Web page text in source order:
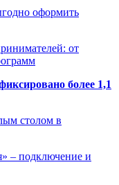
оформить
от
более 1,1
столом в
– подключение и